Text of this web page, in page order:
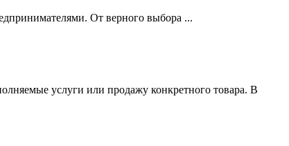
От верного выбора ...
услуги или продажу конкретного товара. В